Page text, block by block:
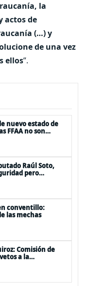
la
actos de
(…) y
de una vez
ellos”.
nuevo estado de
FFAA no son
Raúl Soto,
pero
alzamiento del
conventillo:
las mechas
Comisión de
a la